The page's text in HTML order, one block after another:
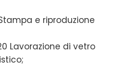
e riproduzione
Lavorazione di vetro